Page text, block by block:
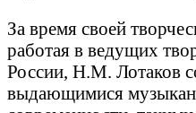
За время своей
работая в ведущих
России, Н.М. Лотаков
выдающимися